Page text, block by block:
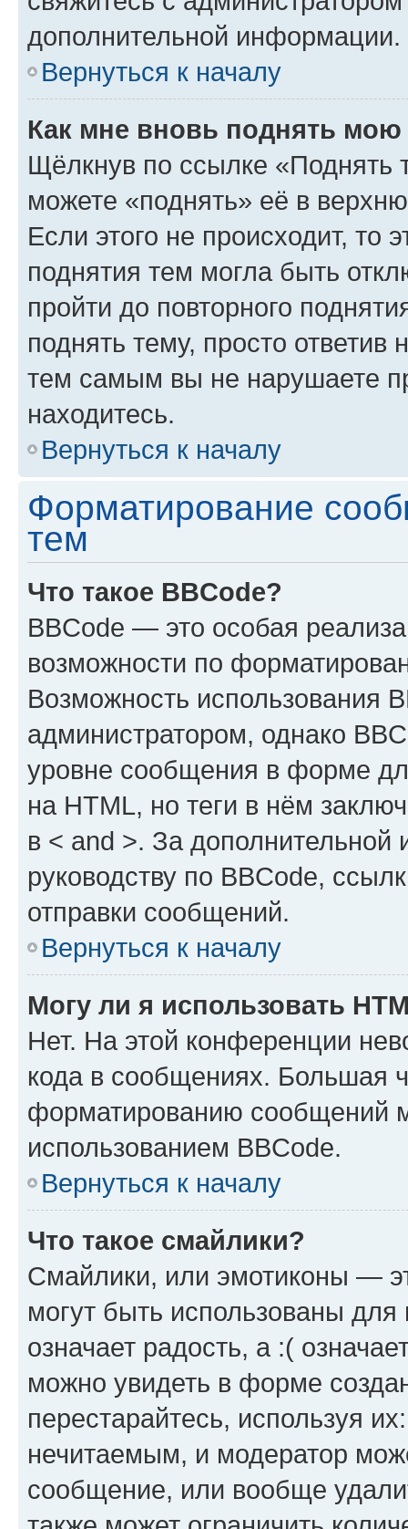
дополнительной информации.
Вернуться к началу
Как мне вновь поднять мою
Щёлкнув по ссылке «Поднять
можете «поднять» её в
Если этого не происходит, то
поднятия тем могла быть
пройти до повторного
поднять тему, просто ответив
тем самым вы не нарушаете
находитесь.
Вернуться к началу
Форматирование
тем
Что такое BBCode?
BBCode — это особая
возможности по
Возможность использования
администратором, однако
уровне сообщения в форме
на HTML, но теги в нём
в < and >. За
руководству по BBCode,
отправки сообщений.
Вернуться к началу
Могу ли я использовать
Нет. На этой конференции
кода в сообщениях. Большая
форматированию сообщений
использованием BBCode.
Вернуться к началу
Что такое смайлики?
Смайлики, или эмотиконы —
могут быть использованы
означает радость, а :(
можно увидеть в форме
перестарайтесь, используя
нечитаемым, и модератор
сообщение, или вообще